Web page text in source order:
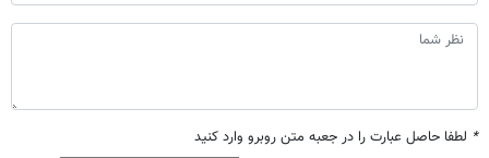
* لطفا حاصل عبارت را در جعبه متن روبرو وارد کنید